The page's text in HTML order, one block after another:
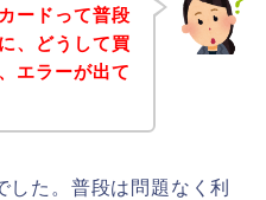
ードって普段
、どうして買
エラーが出て
した。普段は問題なく利